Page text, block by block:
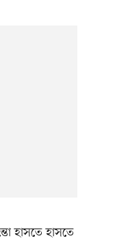
হাসতে হাসতে